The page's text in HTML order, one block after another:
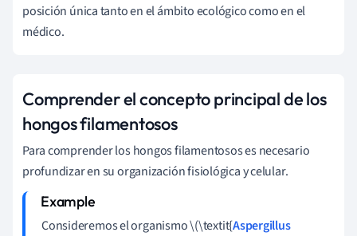
posición única tanto en el ámbito ecológico como en el
médico.
Comprender el concepto principal de los
hongos filamentosos
Para comprender los hongos filamentosos es necesario
profundizar en su organización fisiológica y celular.
Consideremos el organismo \(\textit{Aspergillus